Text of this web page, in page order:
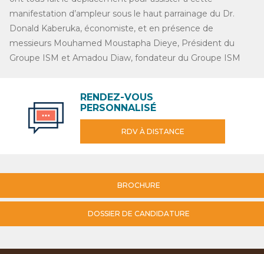
manifestation d’ampleur sous le haut parrainage du Dr.
Donald Kaberuka, économiste, et en présence de
messieurs Mouhamed Moustapha Dieye, Président du
Groupe ISM et Amadou Diaw, fondateur du Groupe ISM
RENDEZ-VOUS
PERSONNALISÉ
RDV À DISTANCE
BROCHURE
DOSSIER DE CANDIDATURE